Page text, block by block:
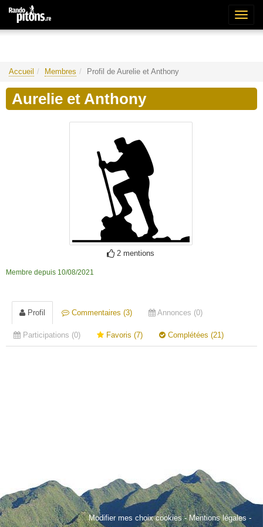
Accueil Membres Profil de Aurelie et Anthony
Aurelie et Anthony
2 mentions
Membre depuis 10/08/2021
Profil Commentaires (3) Annonces (0)
Participations (0) Favoris (7) Complétées (21)
Modifier mes choix cookies-Mentions légales -